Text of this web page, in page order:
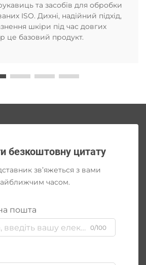
та засобів для обробки
ISO. Дихні, надійний підхід,
шкіри під час довгих
це базовий продукт.
безкоштовну цитату
зв’яжеться з вами
часом.
пошта
0/100